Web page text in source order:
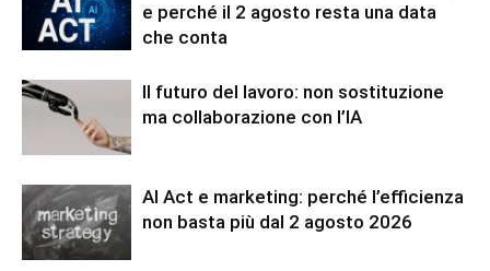
e perché il 2 agosto resta una data
che conta
Il futuro del lavoro: non sostituzione
ma collaborazione con l’IA
AI Act e marketing: perché l’efficienza
non basta più dal 2 agosto 2026